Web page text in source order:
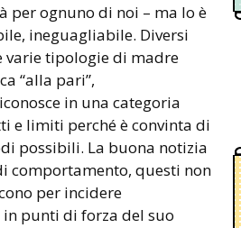
per ognuno di noi – ma lo è
ineguagliabile. Diversi
varie tipologie di madre
“alla pari”,
in una categoria
e limiti perché è convinta di
possibili. La buona notizia
comportamento, questi non
per incidere
punti di forza del suo